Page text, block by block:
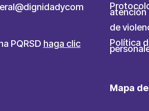
PQRSD haga clic
atención
de
Política
Mapa